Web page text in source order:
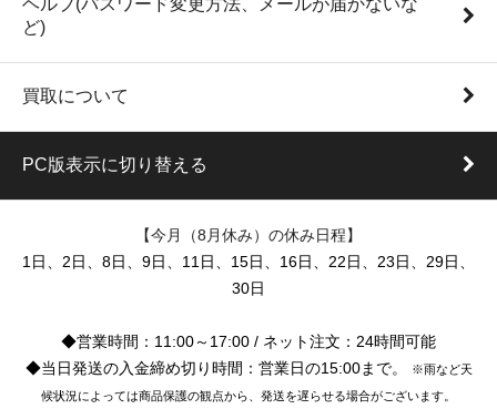
ヘルプ(パスワード変更方法、メールが届かないな
ど)
買取について
PC版表示に切り替える
【今月（8月休み）の休み日程】
1日、2日、8日、9日、11日、15日、16日、22日、23日、29日、
30日
◆営業時間：11:00～17:00 / ネット注文：24時間可能
◆当日発送の入金締め切り時間：営業日の15:00まで。
※雨など天
候状況によっては商品保護の観点から、発送を遅らせる場合がございます。